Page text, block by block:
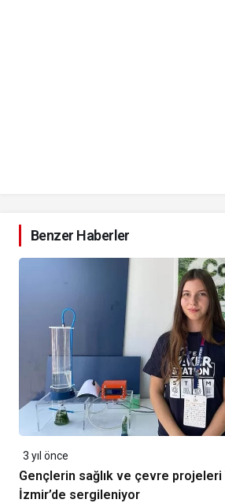
Benzer Haberler
3 yıl önce
Gençlerin sağlık ve çevre projeleri
İzmir’de sergileniyor